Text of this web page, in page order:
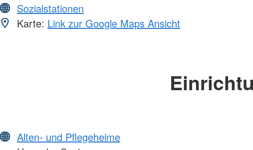
Sozialstationen
Karte: Link zur Google Maps Ansicht
Alten- und Pflegeheime